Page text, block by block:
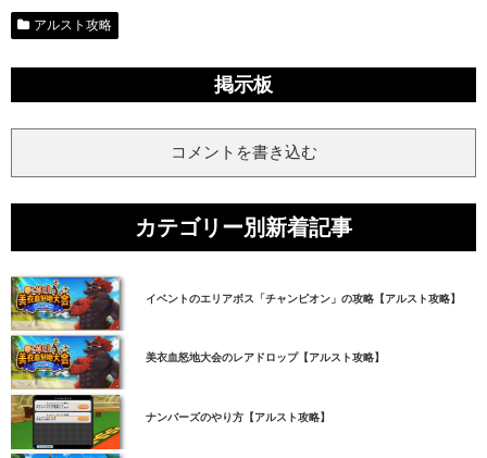
アルスト攻略
掲示板
コメントを書き込む
カテゴリー別新着記事
イベントのエリアボス「チャンピオン」の攻略【アルスト攻略】
美衣血怒地大会のレアドロップ【アルスト攻略】
ナンバーズのやり方【アルスト攻略】